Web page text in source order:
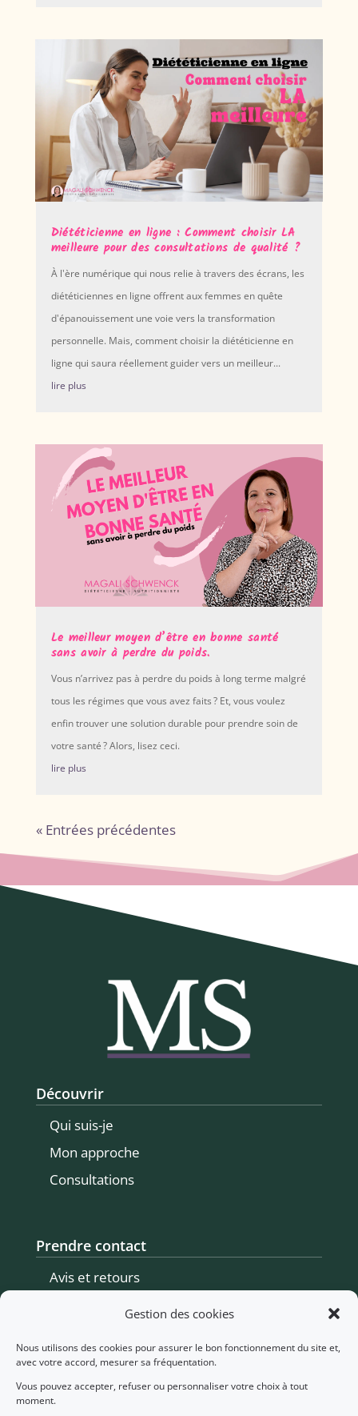
Gestion des cookies
Nous utilisons des cookies pour assurer le bon fonctionnement du site et,
avec votre accord, mesurer sa fréquentation.
Vous pouvez accepter, refuser ou personnaliser votre choix à tout
moment.
Diététicienne en ligne : Comment choisir LA
meilleure pour des consultations de qualité ?
À l'ère numérique qui nous relie à travers des écrans, les
diététiciennes en ligne offrent aux femmes en quête
d'épanouissement une voie vers la transformation
personnelle. Mais, comment choisir la diététicienne en
ligne qui saura réellement guider vers un meilleur...
lire plus
Le meilleur moyen d’être en bonne santé
sans avoir à perdre du poids.
Vous n’arrivez pas à perdre du poids à long terme malgré
tous les régimes que vous avez faits ? Et, vous voulez
enfin trouver une solution durable pour prendre soin de
votre santé ? Alors, lisez ceci.
lire plus
« Entrées précédentes
Découvrir
Qui suis-je
Mon approche
Consultations
Prendre contact
Avis et retours
Informations légales